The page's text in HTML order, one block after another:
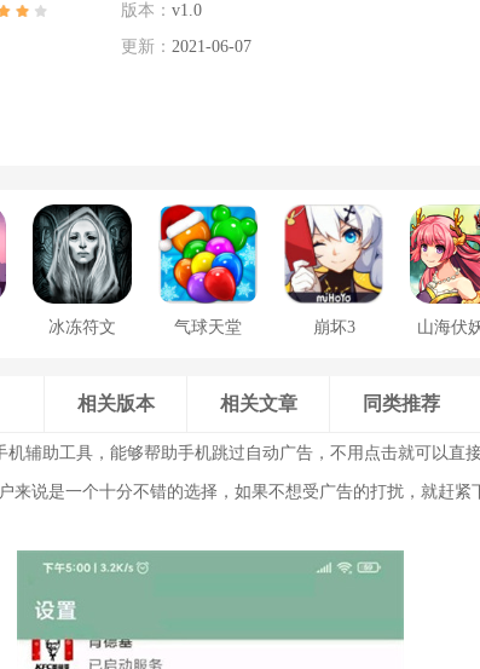
版本： v1.0
更新： 2021-06-07
冰冻符文 气球天堂 崩坏3 山海伏
相关版本 相关文章 同类推荐
机辅助工具，能够帮助手机跳过自动广告，不用点击就可以直
来说是一个十分不错的选择，如果不想受广告的打扰，就赶紧